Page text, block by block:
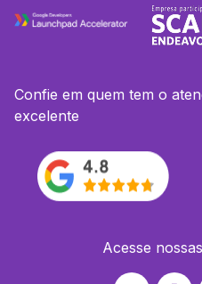
Confie em quem tem o
excelente
Acesse